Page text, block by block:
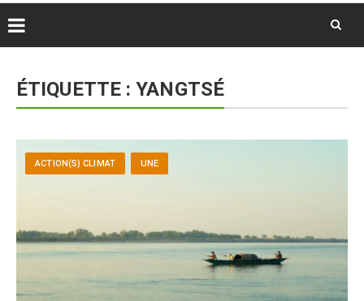
contentÉTIQUETTE :YANGTSÉ
ACTION(S) CLIMAT UNE